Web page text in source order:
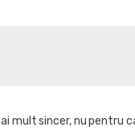
mult sincer, nu pentru